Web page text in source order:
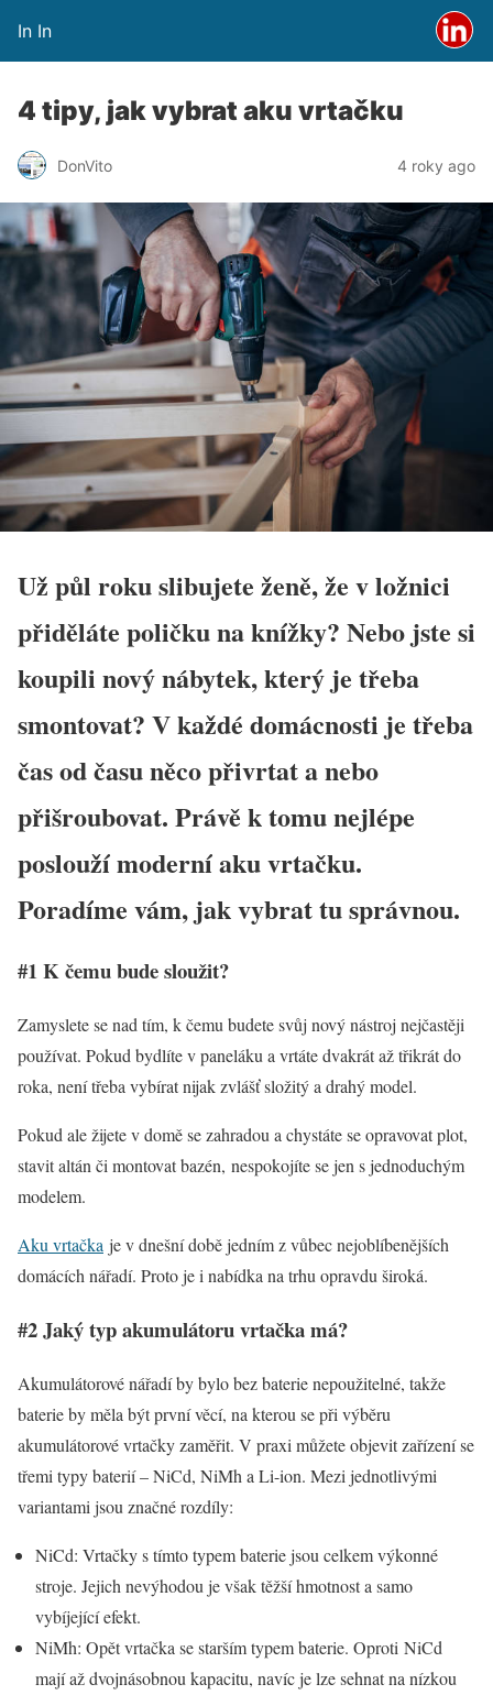
In In
4 tipy, jak vybrat aku vrtačku
DonVito 4 roky ago
Už půl roku slibujete ženě, že v ložnici
přiděláte poličku na knížky? Nebo jste si
koupili nový nábytek, který je třeba
smontovat? V každé domácnosti je třeba
čas od času něco přivrtat a nebo
přišroubovat. Právě k tomu nejlépe
poslouží moderní aku vrtačku.
Poradíme vám, jak vybrat tu správnou.
#1 K čemu bude sloužit?
Zamyslete se nad tím, k čemu budete svůj nový nástroj nejčastěji
používat. Pokud bydlíte v paneláku a vrtáte dvakrát až třikrát do
roka, není třeba vybírat nijak zvlášť složitý a drahý model.
Pokud ale žijete v domě se zahradou a chystáte se opravovat plot,
stavit altán či montovat bazén, nespokojíte se jen s jednoduchým
modelem.
Aku vrtačka je v dnešní době jedním z vůbec nejoblíbenějších
domácích nářadí. Proto je i nabídka na trhu opravdu široká.
#2 Jaký typ akumulátoru vrtačka má?
Akumulátorové nářadí by bylo bez baterie nepoužitelné, takže
baterie by měla být první věcí, na kterou se při výběru
akumulátorové vrtačky zaměřit. V praxi můžete objevit zařízení se
třemi typy baterií – NiCd, NiMh a Li-ion. Mezi jednotlivými
variantami jsou značné rozdíly:
NiCd: Vrtačky s tímto typem baterie jsou celkem výkonné
stroje. Jejich nevýhodou je však těžší hmotnost a samo
vybíjející efekt.
NiMh: Opět vrtačka se starším typem baterie. Oproti NiCd
mají až dvojnásobnou kapacitu, navíc je lze sehnat na nízkou